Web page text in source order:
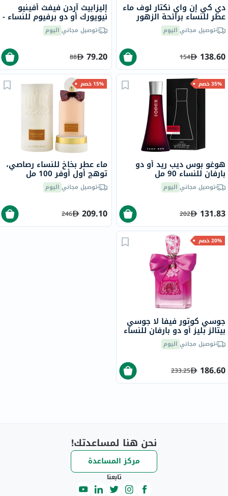
دي كي إن واي نكتار لوف ماء
عطر للنساء برائحة الزهور
100 ملتوصيل مجاني اليوم
138.60
154
إليزابيث آردن فيفث أفينيو
نيويورك أو دو برفيوم للنساء -
عطر زهري فاخر 125 مل
توصيل مجاني اليوم
79.20
88
35% خصم
هوغو بوس ديب ريد أو دو
بارفان للنساء 90 مل
توصيل مجاني اليوم
131.83
202
15% خصم
ماء عطر بخاخ للنساء رصاصي،
توهج أول أوفر 100 مل
توصيل مجاني اليوم
209.10
246
20% خصم
جوسي كوتور فيفا لا جوسي
بيتالز بليز أو دو بارفان للنساء
100 ملتوصيل مجاني اليوم
186.60
233.25
نحن هنا لمساعدتك!
مركز المساعدة
تابعنا